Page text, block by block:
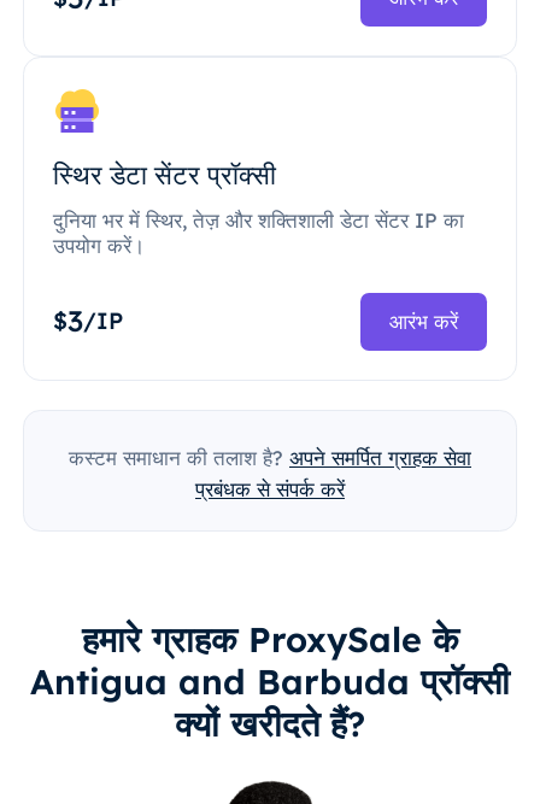
स्थिर डेटा सेंटर प्रॉक्सी
दुनिया भर में स्थिर, तेज़ और शक्तिशाली डेटा सेंटर IP का
उपयोग करें।
$3/IP आरंभ करें
कस्टम समाधान की तलाश है? अपने समर्पित ग्राहक सेवा
प्रबंधक से संपर्क करें
हमारे ग्राहक ProxySale के
Antigua and Barbuda प्रॉक्सी
क्यों खरीदते हैं?